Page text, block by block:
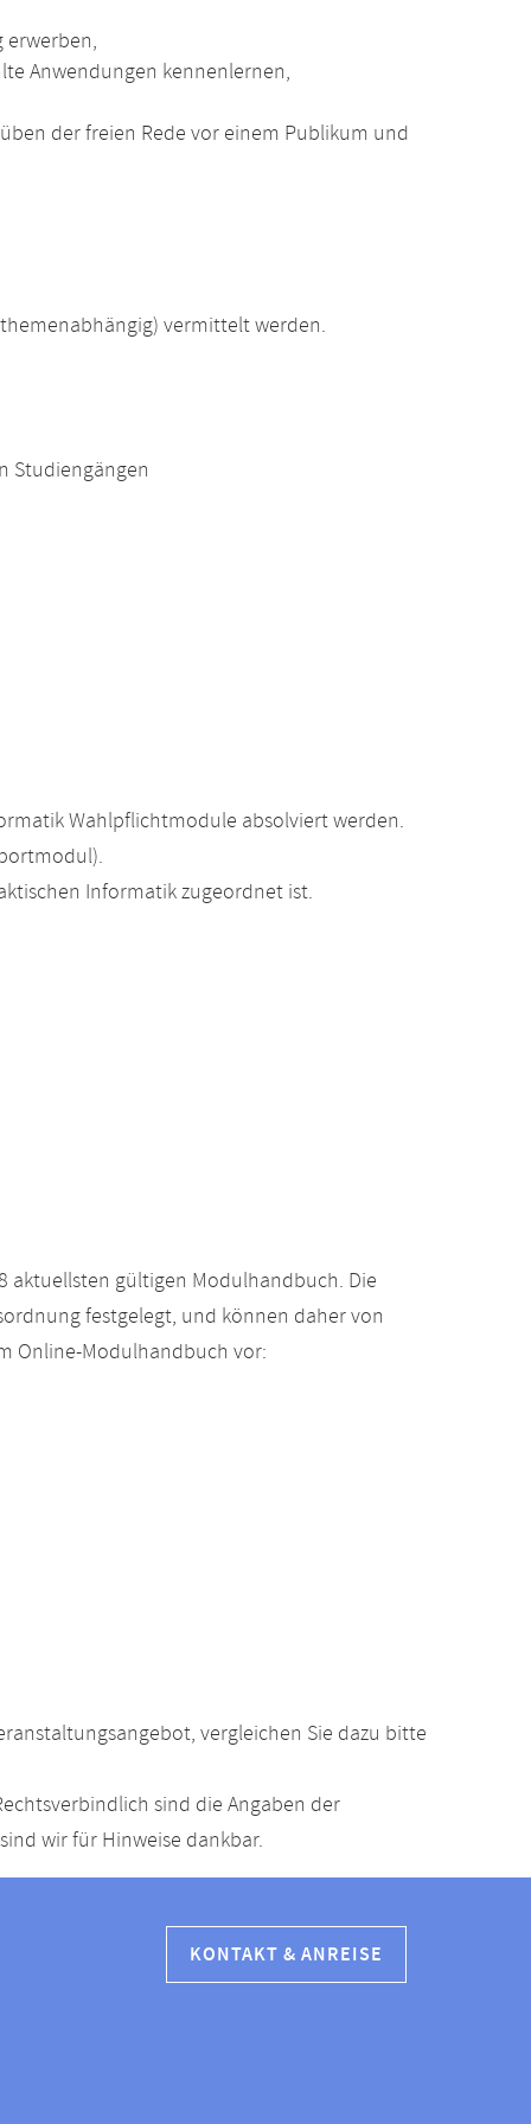
erwerben,
Anwendungen kennenlernen,
der freien Rede vor einem Publikum und
vermittelt werden.
Studiengängen
Wahlpflichtmodule absolviert werden.
Informatik zugeordnet ist.
aktuellsten gültigen Modulhandbuch. Die
festgelegt, und können daher von
Online-Modulhandbuch vor:
vergleichen Sie dazu bitte
sind die Angaben der
wir für Hinweise dankbar.
KONTAKT & ANREISE